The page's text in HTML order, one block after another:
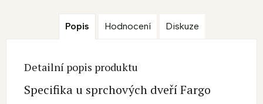
Popis Hodnocení Diskuze
Detailní popis produktu
Specifika u sprchových dveří Fargo